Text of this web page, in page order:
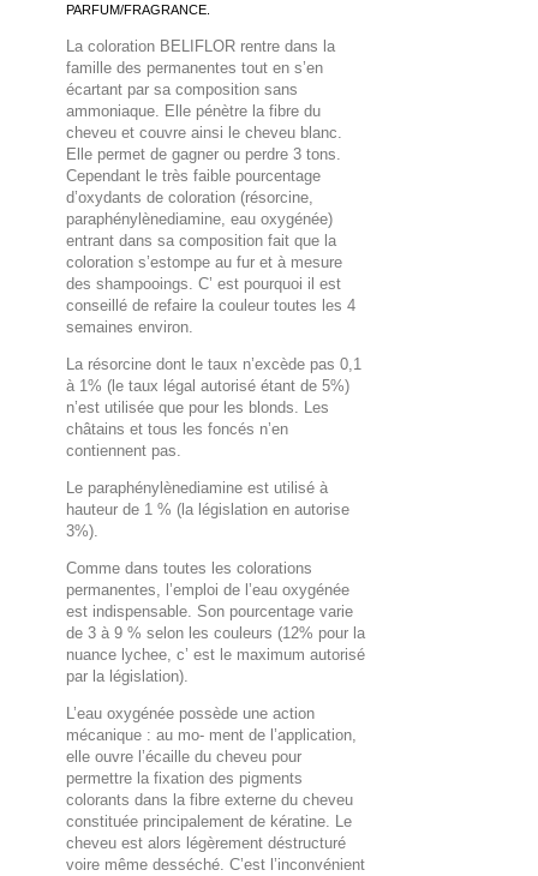
PARFUM/FRAGRANCE.
La coloration BELIFLOR rentre dans la
famille des permanentes tout en s’en
écartant par sa composition sans
ammoniaque. Elle pénètre la fibre du
cheveu et couvre ainsi le cheveu blanc.
Elle permet de gagner ou perdre 3 tons.
Cependant le très faible pourcentage
d’oxydants de coloration (résorcine,
paraphénylènediamine, eau oxygénée)
entrant dans sa composition fait que la
coloration s’estompe au fur et à mesure
des shampooings. C’ est pourquoi il est
conseillé de refaire la couleur toutes les 4
semaines environ.
La résorcine dont le taux n’excède pas 0,1
à 1% (le taux légal autorisé étant de 5%)
n’est utilisée que pour les blonds. Les
châtains et tous les foncés n’en
contiennent pas.
Le paraphénylènediamine est utilisé à
hauteur de 1 % (la législation en autorise
3%).
Comme dans toutes les colorations
permanentes, l’emploi de l’eau oxygénée
est indispensable. Son pourcentage varie
de 3 à 9 % selon les couleurs (12% pour la
nuance lychee, c’ est le maximum autorisé
par la législation).
L’eau oxygénée possède une action
mécanique : au mo- ment de l’application,
elle ouvre l’écaille du cheveu pour
permettre la fixation des pigments
colorants dans la fibre externe du cheveu
constituée principalement de kératine. Le
cheveu est alors légèrement déstructuré
voire même desséché. C’est l’inconvénient